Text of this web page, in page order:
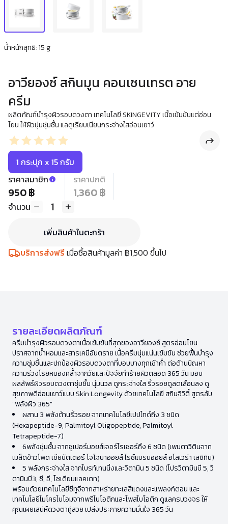
น้ำหนักสุทธิ: 15 g
อาวียองซ์ สกินมูน คอนเซนเทรต อาย
ครีม
ผลิตภัณฑ์บำรุงผิวรอบดวงตา เทคโนโลยี SKINGEVITY เนื้อเข้มข้นแต่อ่อน
โยน ให้ผิวนุ่มชุ่มชื้น แลดูเรียบเนียนกระจ่างใสอ่อนเยาว์
1 กระปุก x 15 กรัม
ราคาสมาชิก
950 ฿
ราคาปกติ
1,360 ฿
จำนวน 1
เพิ่มสินค้าในตะกร้า
บริการส่งฟรีเมื่อซื้อสินค้ามูลค่า ฿1,500 ขึ้นไป
รายละเอียดผลิตภัณฑ์
ครีมบำรุงผิวรอบดวงตาเนื้อเข้มข้นที่สุดของอาวียองซ์ สูตรอ่อนโยน
ปราศจากน้ำหอมและสารเคมีอันตราย เนื้อครีมนุ่มแน่นเข้มข้น ช่วยฟื้นบำรุง
ความชุ่มชื้นและปกป้องผิวรอบดวงตาที่บอบบางทุกเช้าค่ำ ต่อต้านปัญหา
ความร่วงโรยหมองคล้ำจากวัยและปัจจัยทำร้ายผิวตลอด 365 วัน มอบ
ผลลัพธ์ผิวรอบดวงตาชุ่มชื้น นุ่มนวล ดูกระจ่างใส ริ้วรอยดูลดเลือนลง ดู
สุขภาพดีอ่อนเยาว์แบบ Skin Longevity ด้วยเทคโนโลยี สกินจิวิตี้ สูตรลับ
"พลังผิว 365"
ผสาน 3 พลังต้านริ้วรอย จากเทคโนโลยีเปปไทด์ถึง 3 ชนิด
(Hexapeptide-9, Palmitoyl Oligopeptide, Palmitoyl
Tetrapeptide-7)
6พลังชุ่มชื้น จากซูเปอร์มอยส์เจอร์ไรเซอร์ถึง 6 ชนิด (เพนตาวิตินจาก
เมล็ดข้าวโพด เชียบัตเตอร์ โจโจบาออยล์ ไรซ์แบรนออยล์ อโลเวร่า เลซิทิน)
5 พลังกระจ่างใส จากไบรท์เทนนิ่งและวิตามิน 5 ชนิด (โปรวิตามินบี 5, วิ
ตามินบี3, ซี, อี, โซเดียมแลคเตท)
พร้อมด้วยเทคโนโลยีซีทูจีจากสาหร่ายทะเลสีแดงและแพลงก์ตอน และ
เทคโนโลยีไมโครไบโอมจากพรีไบโอติกและโพสไบโอติก ดูแลครบวงจร ให้
คุณเผยเสน่ห์ดวงตาคู่สวย เปล่งประกายความมั่นใจ 365 วัน